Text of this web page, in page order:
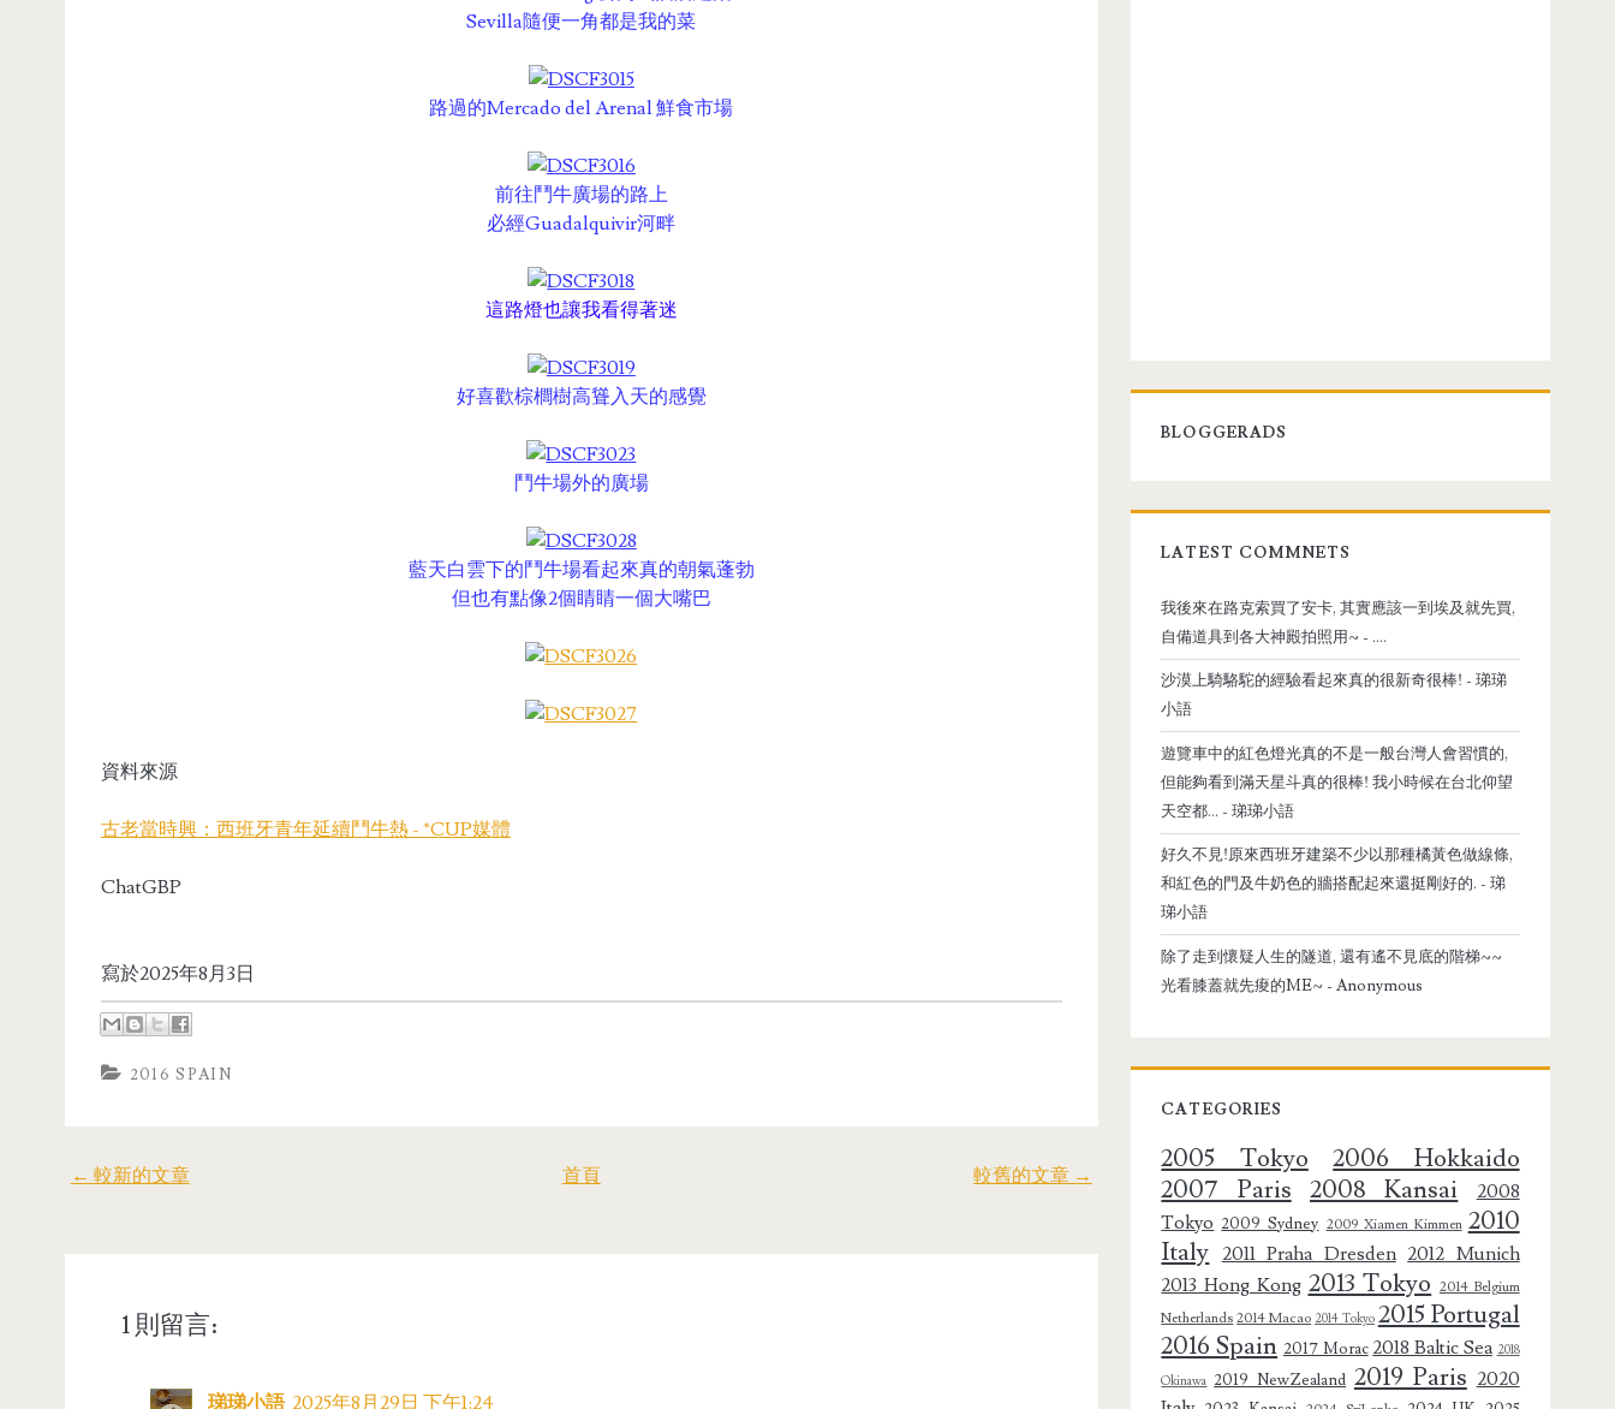
Sevilla隨便一角都是我的菜
路過的Mercado del Arenal 鮮食市場
前往鬥牛廣場的路上
必經Guadalquivir河畔
這路燈也讓我看得著迷
好喜歡棕櫚樹高聳入天的感覺
鬥牛場外的廣場
藍天白雲下的鬥牛場看起來真的朝氣蓬勃
但也有點像2個睛睛一個大嘴巴
資料來源
古老當時興：西班牙青年延續鬥牛熱 - *CUP媒體
ChatGBP
寫於2025年8月3日
2016 SPAIN
← 較新的文章 較舊的文章 →
首頁
1 則留言:
珶珶小語 2025年8月29日 下午1:24
BLOGGERADS
LATEST COMMNETS
我後來在路克索買了安卡, 其實應該一到埃及就先買,
自備道具到各大神殿拍照用~ - ....
沙漠上騎駱駝的經驗看起來真的很新奇很棒! - 珶珶
小語
遊覽車中的紅色燈光真的不是一般台灣人會習慣的,
但能夠看到滿天星斗真的很棒! 我小時候在台北仰望
天空都... - 珶珶小語
好久不見!原來西班牙建築不少以那種橘黃色做線條,
和紅色的門及牛奶色的牆搭配起來還挺剛好的. - 珶
珶小語
除了走到懷疑人生的隧道, 還有遙不見底的階梯~~
光看膝蓋就先痠的ME~ - Anonymous
CATEGORIES
2005 Tokyo
2006 Hokkaido
2007 Paris 2008 Kansai
2008
Tokyo 2009 Sydney 2009 Xiamen Kimmen 2010
Italy 2011 Praha Dresden 2012 Munich
2013 Hong Kong 2013 Tokyo 2014 Belgium
Netherlands 2014 Macao 2014 Tokyo 2015 Portugal
2016 Spain 2017 Morac 2018 Baltic Sea 2018
Okinawa 2019 NewZealand 2019 Paris 2020